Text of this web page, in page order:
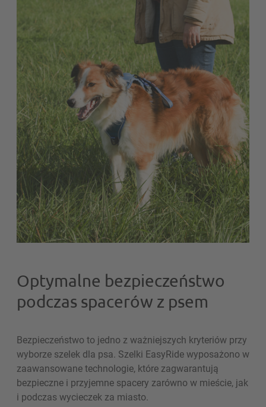
Optymalne bezpieczeństwo
podczas spacerów z psem
Bezpieczeństwo to jedno z ważniejszych kryteriów przy
wyborze szelek dla psa. Szelki EasyRide wyposażono w
zaawansowane technologie, które zagwarantują
bezpieczne i przyjemne spacery zarówno w mieście, jak
i podczas wycieczek za miasto.